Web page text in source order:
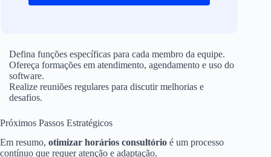
Defina funções específicas para cada membro da equipe.
Ofereça formações em atendimento, agendamento e uso do
software.
Realize reuniões regulares para discutir melhorias e
desafios.
Próximos Passos Estratégicos
Em resumo, otimizar horários consultório é um processo
contínuo que requer atenção e adaptação.